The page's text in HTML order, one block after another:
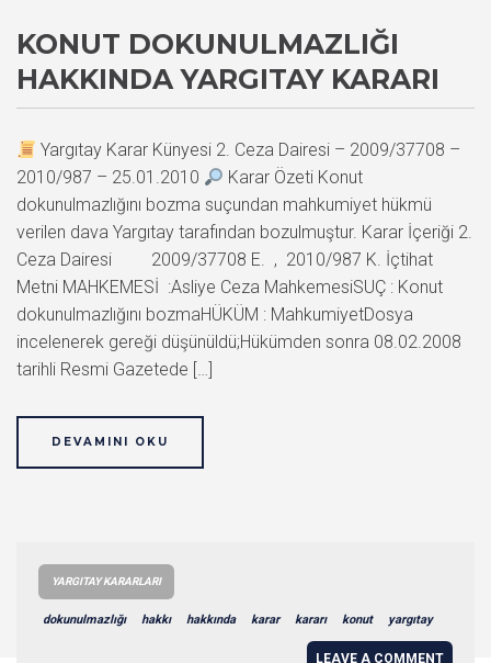
KONUT DOKUNULMAZLIĞI
HAKKINDA YARGITAY KARARI
Yargıtay Karar Künyesi 2. Ceza Dairesi – 2009/37708 –
2010/987 – 25.01.2010
Karar Özeti Konut
dokunulmazlığını bozma suçundan mahkumiyet hükmü
verilen dava Yargıtay tarafından bozulmuştur. Karar İçeriği 2.
Ceza Dairesi 2009/37708 E. , 2010/987 K. İçtihat
Metni MAHKEMESİ :Asliye Ceza MahkemesiSUÇ : Konut
dokunulmazlığını bozmaHÜKÜM : MahkumiyetDosya
incelenerek gereği düşünüldü;Hükümden sonra 08.02.2008
tarihli Resmi Gazetede […]
DEVAMINI OKU
YARGITAY KARARLARI
dokunulmazlığı hakkı hakkında karar kararı konut yargıtay
LEAVE A COMMENT